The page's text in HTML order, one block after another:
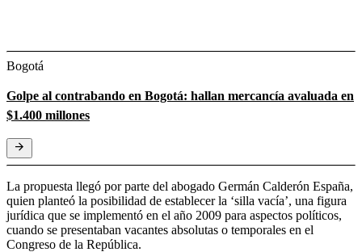
Bogotá
Golpe al contrabando en Bogotá: hallan mercancía avaluada en
$1.400 millones
La propuesta llegó por parte del abogado Germán Calderón España,
quien planteó la posibilidad de establecer la ‘silla vacía’, una figura
jurídica que se implementó en el año 2009 para aspectos políticos,
cuando se presentaban vacantes absolutas o temporales en el
Congreso de la República.